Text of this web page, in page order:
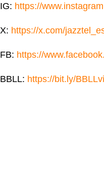
IG: https://
X: https://x.com/
FB: https://
BBLL: https://bit.ly/